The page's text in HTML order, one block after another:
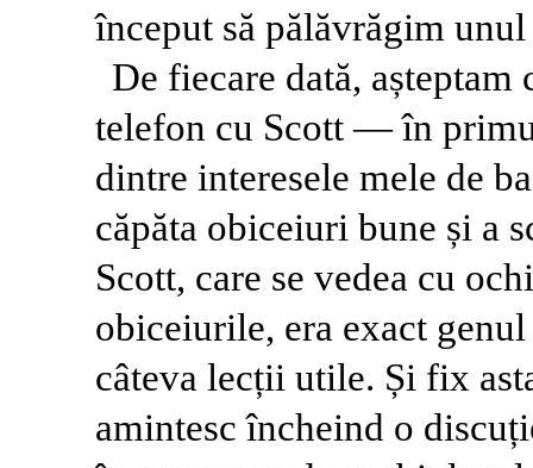
început să pălăvrăgim
De fiecare dată,
telefon cu Scott — în
dintre interesele mele de
căpăta obiceiuri bune și a
Scott, care se vedea cu
obiceiurile, era exact
câteva lecții utile. Și fix
amintesc încheind o